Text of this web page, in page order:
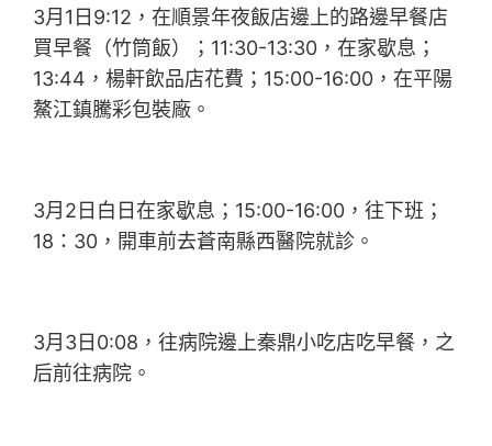
3月1日9:12，在順景年夜飯店邊上的路邊早餐店
買早餐（竹筒飯）；11:30-13:30，在家歇息；
13:44，楊軒飲品店花費；15:00-16:00，在平陽
鰲江鎮騰彩包裝廠。
3月2日白日在家歇息；15:00-16:00，往下班；
18：30，開車前去蒼南縣西醫院就診。
3月3日0:08，往病院邊上秦鼎小吃店吃早餐，之
后前往病院。